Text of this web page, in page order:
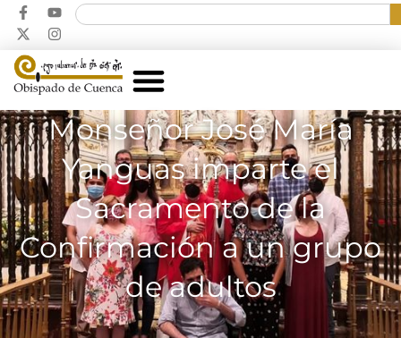
Monseñor José María
Yanguas imparte el
Sacramento de la
Confirmación a un grupo
de adultos